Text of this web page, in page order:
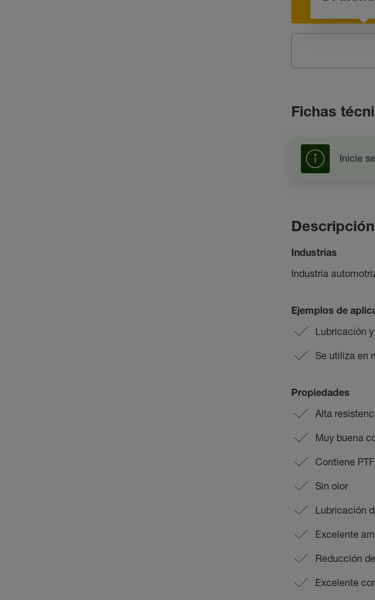
Fichas
Inicie
Industrias
Industria
Ejemplos de
Lubricación
Se utiliza en
Propiedades
Alta
Muy buena
Contiene
Sin olor
Lubricación
Excelente
Reducción
Excelente